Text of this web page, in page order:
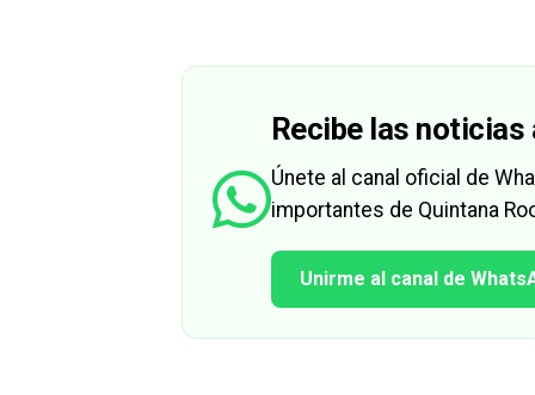
Recibe las
Únete al canal oficial de
importantes de Quintana
Unirme al canal de